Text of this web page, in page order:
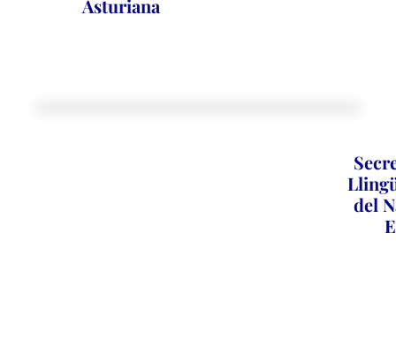
Asturiana
del